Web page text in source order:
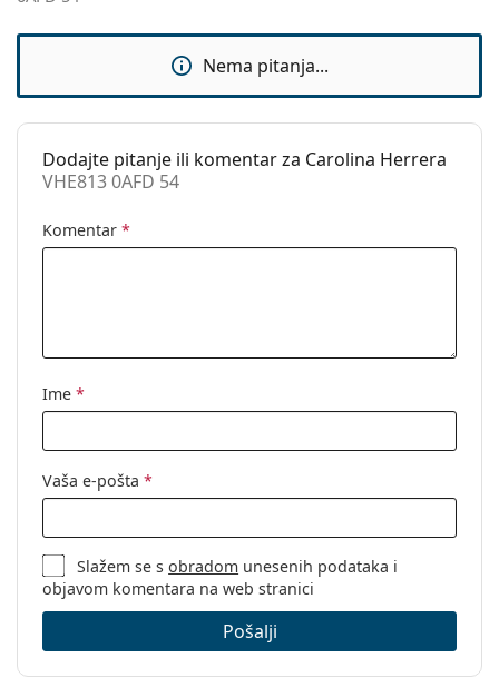
Da
Krpa za
Da
Ostalo
Spol:
Ženske
Kategorija:
Nema pitanja...
Dodajte pitanje ili komentar za Carolina Herrera
VHE813 0AFD 54
Komentar *
Ime *
Vaša e-pošta *
Slažem se sobradom unesenih podataka i
objavom komentara na web stranici
Pošalji